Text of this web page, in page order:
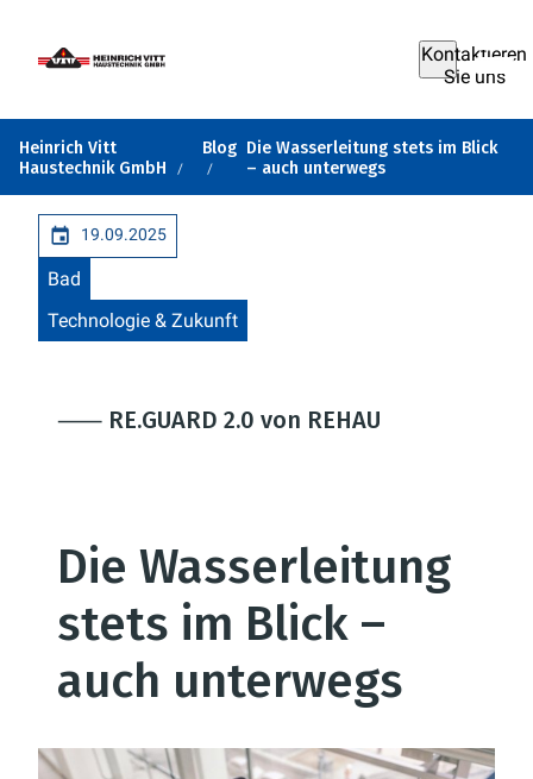
Kontaktieren
Sie uns
Heinrich Vitt
Haustechnik GmbH
Blog Die Wasserleitung stets im Blick
– auch unterwegs
19.09.2025
Bad
Technologie & Zukunft
⸺ RE.GUARD 2.0 von REHAU
Die Wasserleitung
stets im Blick –
auch unterwegs